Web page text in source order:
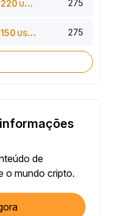
220 USDT 275
150 USDT 275
de
o mundo cripto.